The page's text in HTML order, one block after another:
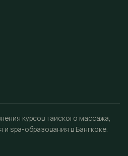
курсов тайского массажа,
и spa-образования в Бангкоке.